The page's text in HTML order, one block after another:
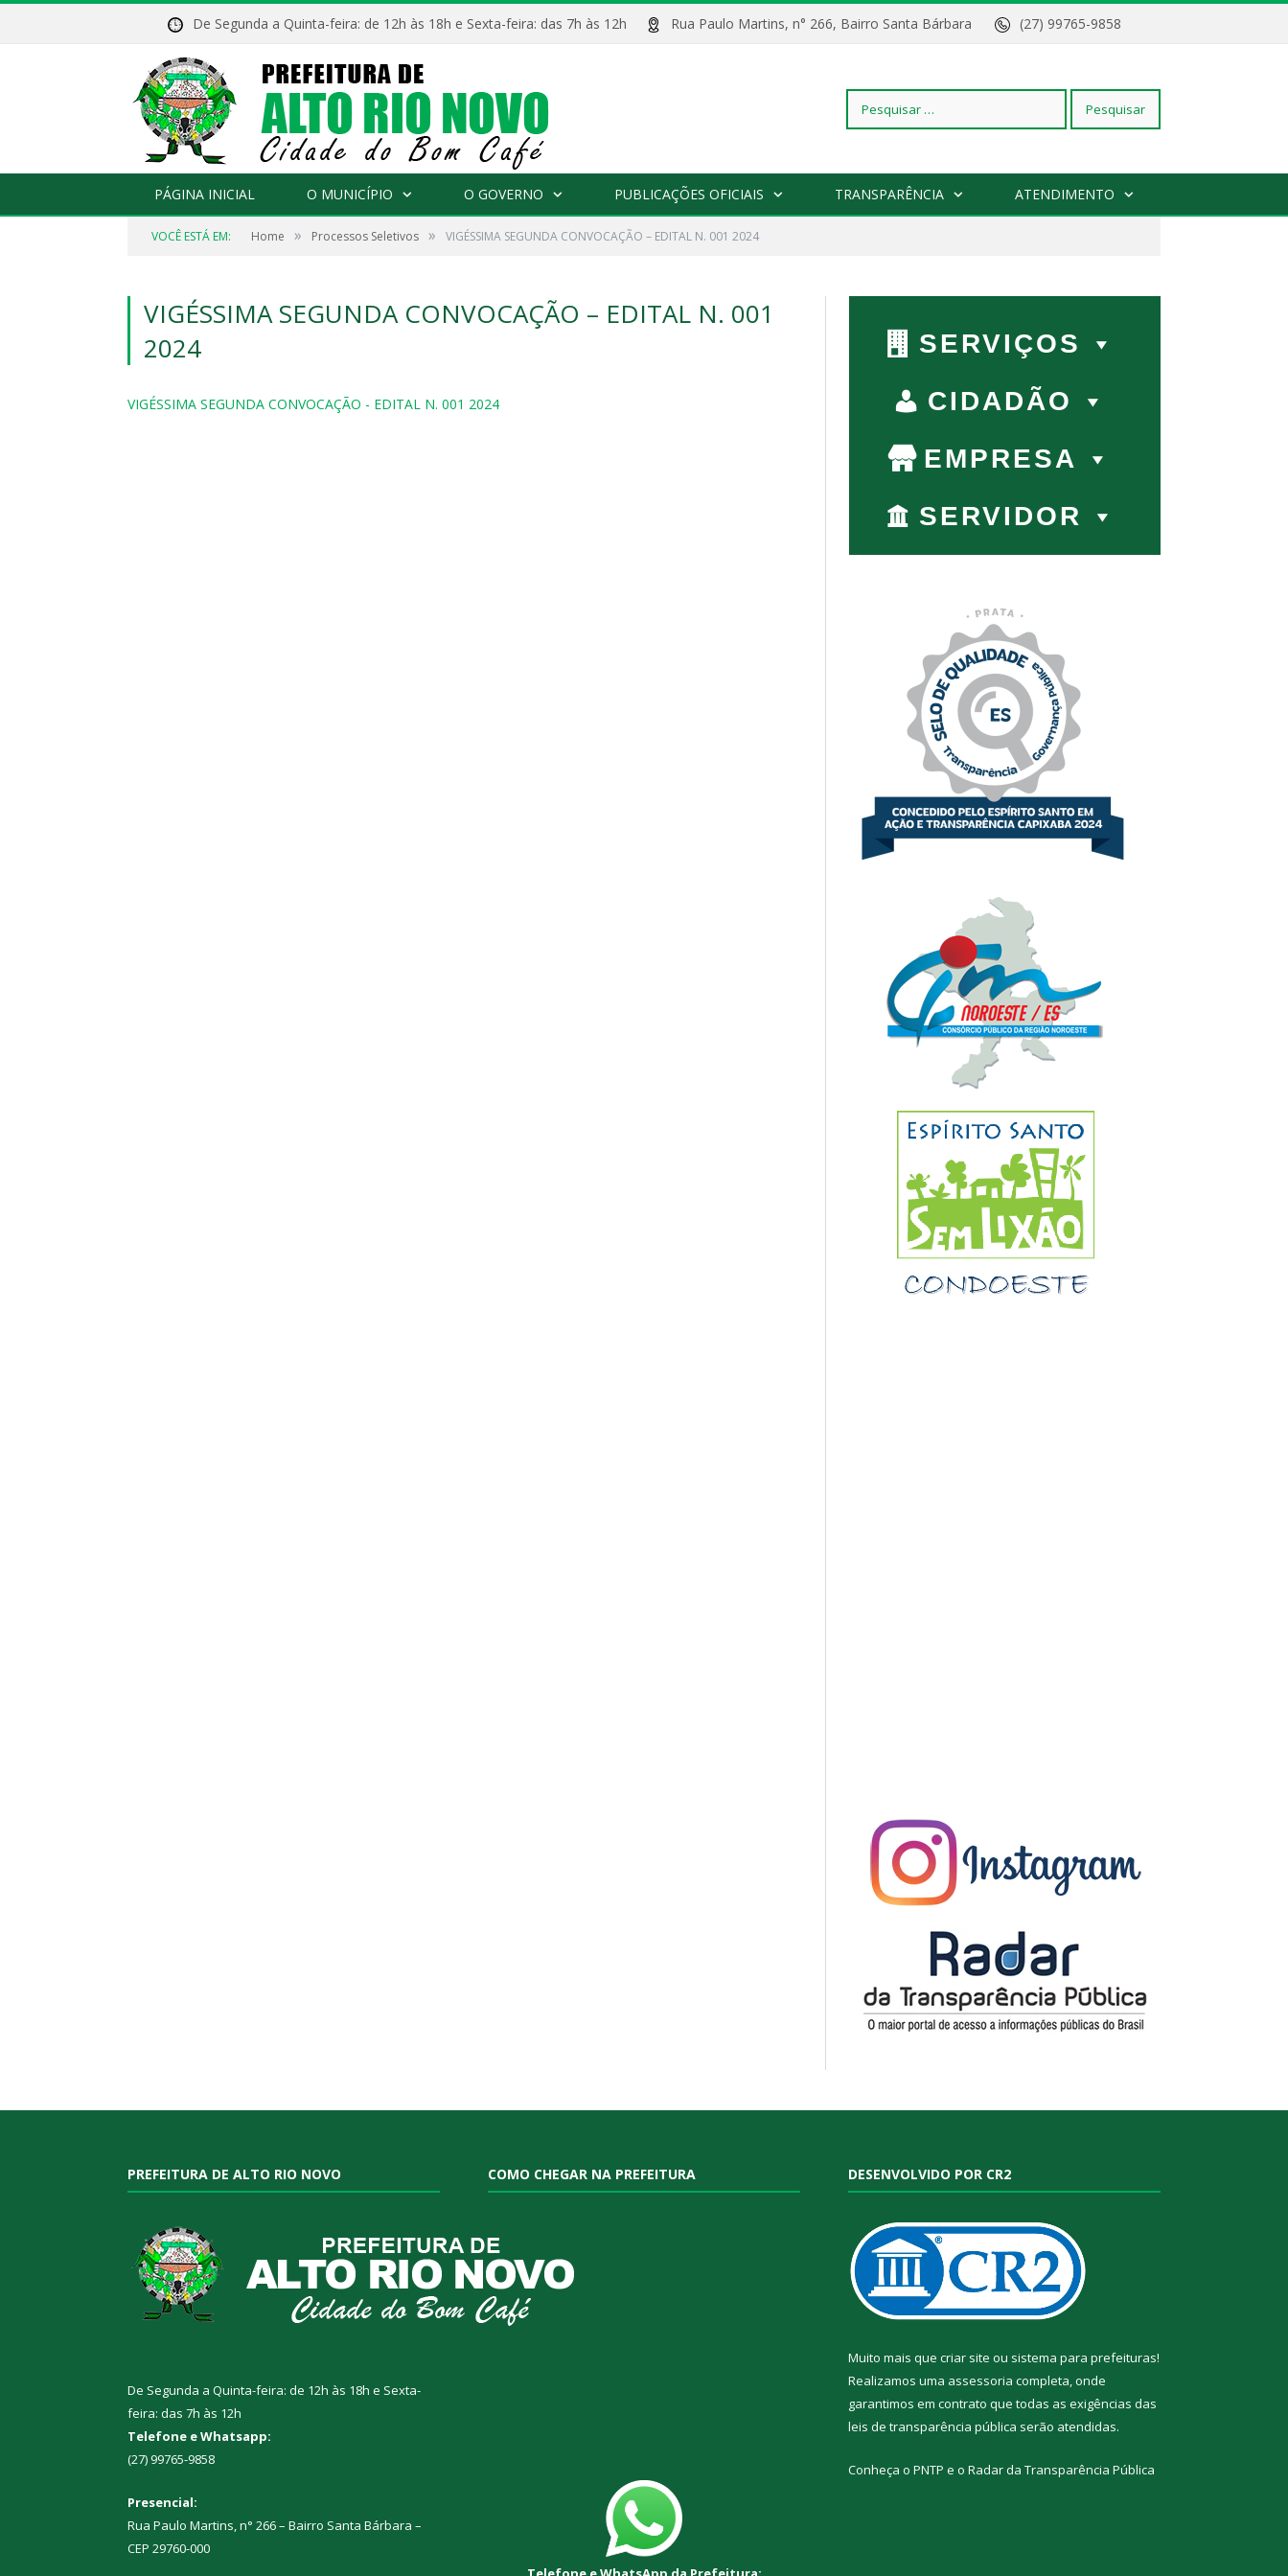
De Segunda a Quinta-feira: de 12h às 18h e Sexta-feira: das 7h às 12h Rua Paulo Martins, n° 266, Bairro Santa Bárbara (27) 99765-9858
Pesquisar
PÁGINA INICIAL O MUNICÍPIO O GOVERNO PUBLICAÇÕES OFICIAIS TRANSPARÊNCIA ATENDIMENTO
VOCÊ ESTÁ EM: Home » Processos Seletivos » VIGÉSSIMA SEGUNDA CONVOCAÇÃO – EDITAL N. 001 2024
VIGÉSSIMA SEGUNDA CONVOCAÇÃO – EDITAL N. 001
2024
VIGÉSSIMA SEGUNDA CONVOCAÇÃO - EDITAL N. 001 2024
SERVIÇOS
CIDADÃO
EMPRESA
SERVIDOR
PREFEITURA DE ALTO RIO NOVO
De Segunda a Quinta-feira: de 12h às 18h e Sexta-
feira: das 7h às 12h
Telefone e Whatsapp:
(27) 99765-9858
Presencial:
Rua Paulo Martins, n° 266 – Bairro Santa Bárbara –
CEP 29760-000
COMO CHEGAR NA PREFEITURA DESENVOLVIDO POR CR2
Muito mais que criar site ou sistema para prefeituras!
Realizamos uma assessoria completa, onde
garantimos em contrato que todas as exigências das
leis de transparência pública serão atendidas.
Conheça o PNTP e o Radar da Transparência Pública